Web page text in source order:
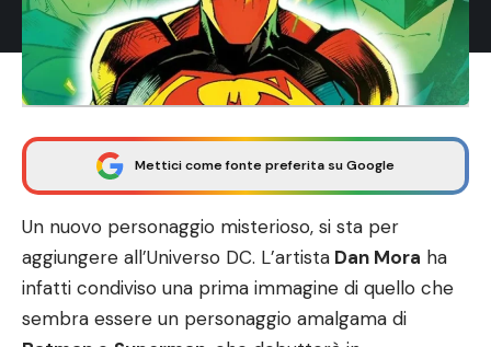
Mettici come fonte preferita su Google
Un nuovo personaggio misterioso, si sta per
aggiungere all’Universo DC. L’artista Dan Mora ha
infatti condiviso una prima immagine di quello che
sembra essere un personaggio amalgama di